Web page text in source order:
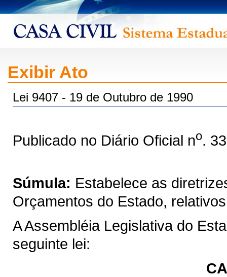
Exibir Ato
Lei 9407 - 19 de Outubro de 1990
Publicado no Diário Oficial no.
Súmula: Estabelece as
Orçamentos do Estado,
A Assembléia Legislativa do
seguinte lei: